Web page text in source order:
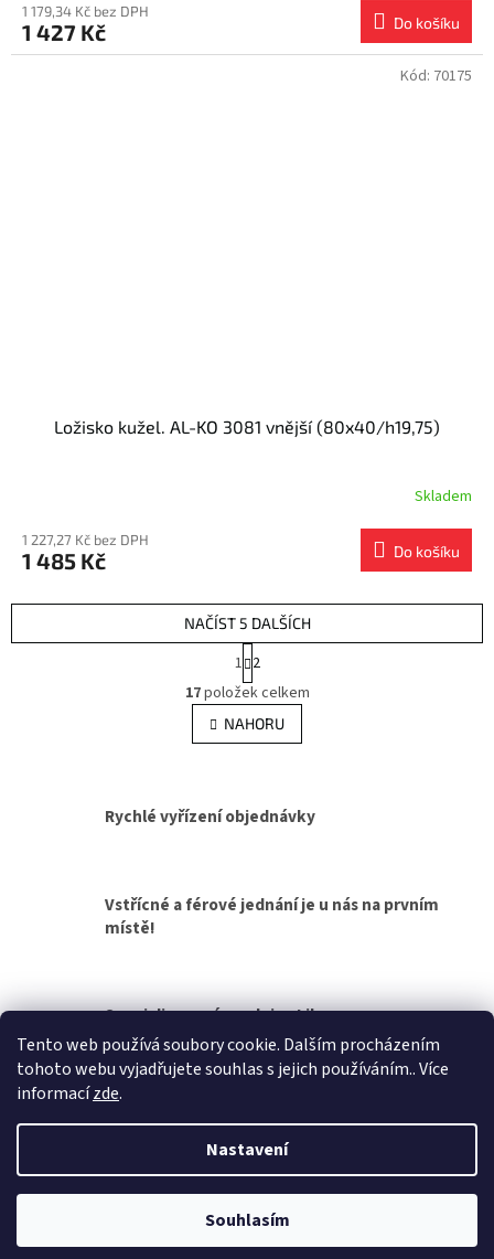
Tento web používá soubory cookie. Dalším procházením
tohoto webu vyjadřujete souhlas s jejich používáním.. Více
informacízde.
Nastavení
Souhlasím
1 179,34 Kč bez DPH
1 427 Kč Do košíku
Ložisko kužel. AL-KO 3081 vnější (80x40/h19,75)
Skladem
1 227,27 Kč bez DPH
1 485 Kč Do košíku
Kód: 70175
O
v
l
á
c
í
k
p
i
s
u
NAČÍST 5 DALŠÍCH
t
r
á
n
k
n
1 2
17položek celkem
NAHORU
Rychlé vyřízení objednávky
Vstřícné a férové jednání je u nás na prvním
místě!
Specializovaná prodejna Liberec
Copyright 2026Přívěsy za auto, přívěsné vozíky. Všechna práva
vyhrazena.